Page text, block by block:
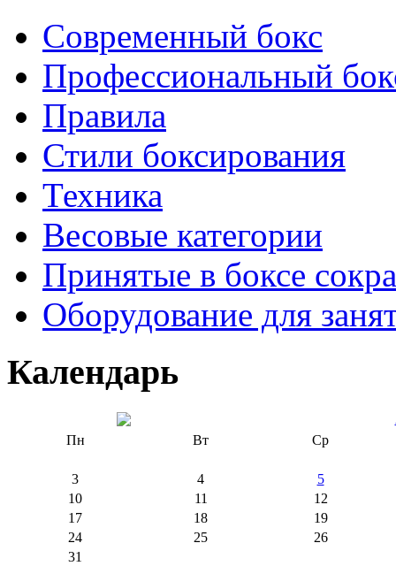
Современный бокс
Профессиональный
Правила
Стили боксирования
Техника
Весовые категории
Принятые в боксе
Оборудование для
Календарь
Пн
Вт Ср
3 4
5
10
11
12
17
18
19
24
25
26
31